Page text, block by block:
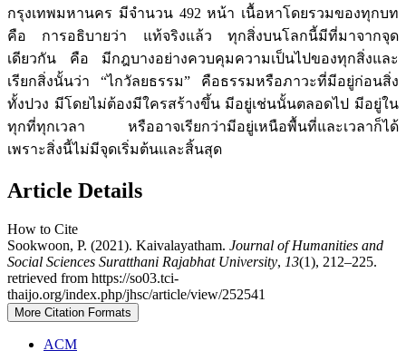
กรุงเทพมหานคร มีจำนวน 492 หน้า เนื้อหาโดยรวมของทุกบท
คือ การอธิบายว่า แท้จริงแล้ว ทุกสิ่งบนโลกนี้มีที่มาจากจุด
เดียวกัน คือ มีกฎบางอย่างควบคุมความเป็นไปของทุกสิ่งและ
เรียกสิ่งนั้นว่า “ไกวัลยธรรม” คือธรรมหรือภาวะที่มีอยู่ก่อนสิ่ง
ทั้งปวง มีโดยไม่ต้องมีใครสร้างขึ้น มีอยู่เช่นนั้นตลอดไป มีอยู่ใน
ทุกที่ทุกเวลา หรืออาจเรียกว่ามีอยู่เหนือพื้นที่และเวลาก็ได้
เพราะสิ่งนี้ไม่มีจุดเริ่มต้นและสิ้นสุด
Article Details
How to Cite
Sookwoon, P. (2021). Kaivalayatham. Journal of Humanities and
Social Sciences Suratthani Rajabhat University, 13(1), 212–225.
retrieved from https://so03.tci-
thaijo.org/index.php/jhsc/article/view/252541
More Citation Formats
ACM